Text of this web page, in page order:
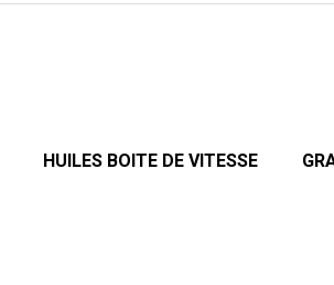
HUILES BOITE DE VITESSE